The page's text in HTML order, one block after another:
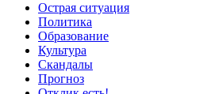
Острая ситуация
Политика
Образование
Культура
Скандалы
Прогноз